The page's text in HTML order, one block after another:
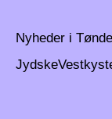
Nyheder i